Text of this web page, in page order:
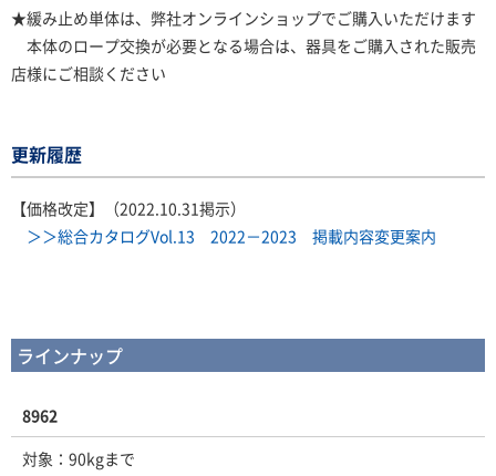
★緩み止め単体は、弊社オンラインショップでご購入いただけます
本体のロープ交換が必要となる場合は、器具をご購入された販売
店様にご相談ください
更新履歴
【価格改定】（2022.10.31掲示）
＞＞総合カタログVol.13 2022－2023 掲載内容変更案内
ラインナップ
8962
対象：90kgまで